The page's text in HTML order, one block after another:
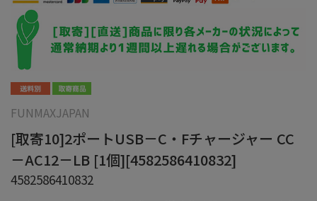
FUNMAXJAPAN
[取寄10]2ポートUSB－C・Fチャージャー CC
－AC12－LB [1個][4582586410832]
4582586410832